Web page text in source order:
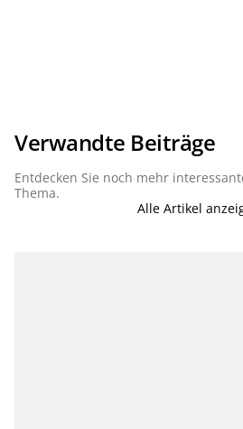
Verwandte Beiträge
Entdecken Sie noch mehr
Thema.
Alle Artikel